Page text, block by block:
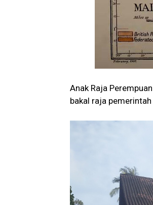
Anak Raja
bakal raja